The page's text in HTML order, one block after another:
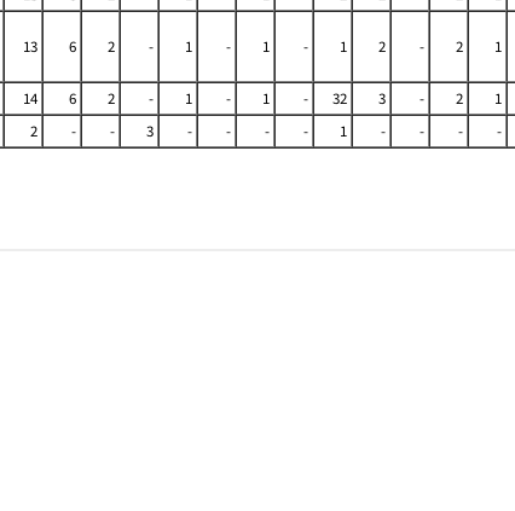
13 6 2 - 1 - 1 - 1 2 - 2 1
14 6 2 - 1 - 1 - 32 3 - 2
1
2 - - 3 - - - - 1 - - - -